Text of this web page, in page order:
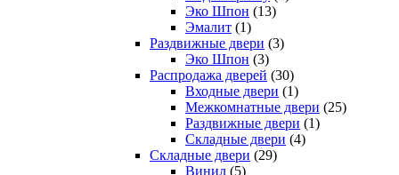
Эко Шпон (13)
Эмалит (1)
Раздвижные двери (3)
Эко Шпон (3)
Распродажа дверей (30)
Входные двери (1)
Межкомнатные двери (25)
Раздвижные двери (1)
Складные двери (4)
Складные двери (29)
Винил (5)